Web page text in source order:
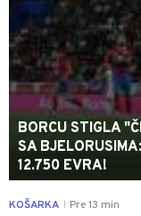
BORCU STIGLA
SA
12.750 EVRA!
KOŠARKA Pre 13 min